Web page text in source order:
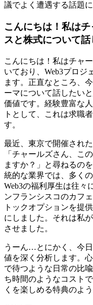
議でよく遭遇する話題
こんにちは！私は
スと株式について話
こんにちは！私はチャー
いており、Web3プロジ
ます。正直なところ、
ーマについて話したい
価値です。経験豊富な
トとして、これは求職
す。
最近、東京で開催され
「チャールズさん、こ
ますか？」と尋ねるの
統的な業界では、多く
Web3の福利厚生は往々
ンフランシスコのカフ
トックオプションを提
にしました。それは私
させました。
うーん…とにかく、今
値を深く分析します。
で待つような日常の比
ち時間のようなコスト
くを楽しめる特典のよ